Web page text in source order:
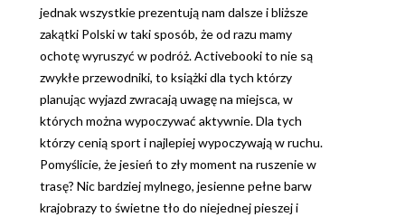
jednak wszystkie prezentują nam dalsze i bliższe
zakątki Polski w taki sposób, że od razu mamy
ochotę wyruszyć w podróż. Activebooki to nie są
zwykłe przewodniki, to książki dla tych którzy
planując wyjazd zwracają uwagę na miejsca, w
których można wypoczywać aktywnie. Dla tych
którzy cenią sport i najlepiej wypoczywają w ruchu.
Pomyślicie, że jesień to zły moment na ruszenie w
trasę? Nic bardziej mylnego, jesienne pełne barw
krajobrazy to świetne tło do niejednej pieszej i